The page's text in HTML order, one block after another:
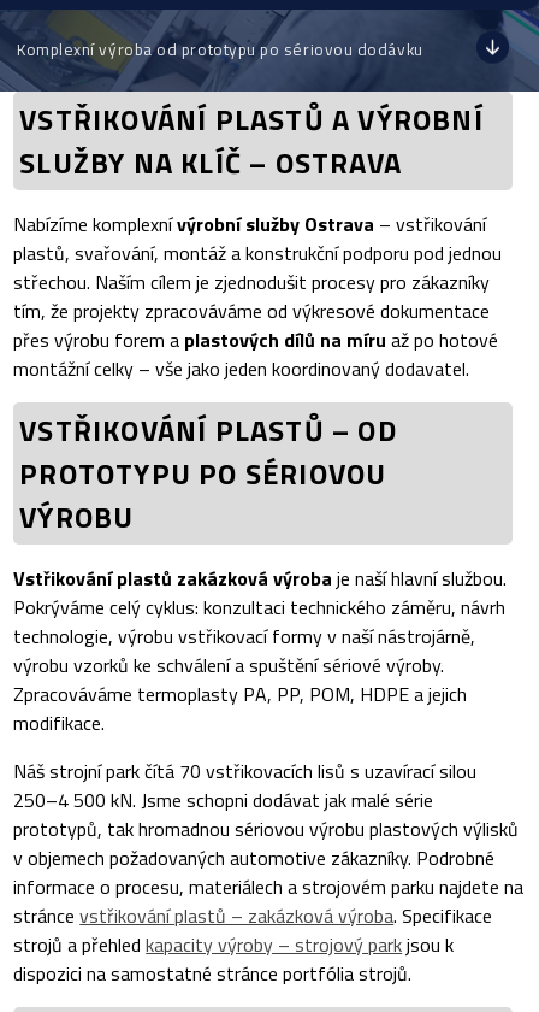
Komplexní výroba od prototypu po sériovou dodávku
VSTŘIKOVÁNÍ PLASTŮ A VÝROBNÍ
SLUŽBY NA KLÍČ – OSTRAVA
Nabízíme komplexnívýrobní služby Ostrava – vstřikování
plastů, svařování, montáž a konstrukční podporu pod jednou
střechou. Naším cílem je zjednodušit procesy pro zákazníky
tím, že projekty zpracováváme od výkresové dokumentace
přes výrobu forem a plastových dílů na míru až po hotové
montážní celky – vše jako jeden koordinovaný dodavatel.
VSTŘIKOVÁNÍ PLASTŮ – OD
PROTOTYPU PO SÉRIOVOU
VÝROBU
Vstřikování plastů zakázková výroba je naší hlavní službou.
Pokrýváme celý cyklus: konzultaci technického záměru, návrh
technologie, výrobu vstřikovací formy v naší nástrojárně,
výrobu vzorků ke schválení a spuštění sériové výroby.
Zpracováváme termoplasty PA, PP, POM, HDPE a jejich
modifikace.
Náš strojní park čítá 70 vstřikovacích lisů s uzavírací silou
250–4 500 kN. Jsme schopni dodávat jak malé série
prototypů, tak hromadnou sériovou výrobu plastových výlisků
v objemech požadovaných automotive zákazníky. Podrobné
informace o procesu, materiálech a strojovém parku najdete na
stráncevstřikování plastů – zakázková výroba. Specifikace
strojů a přehledkapacity výroby – strojový parkjsou k
dispozici na samostatné stránce portfólia strojů.